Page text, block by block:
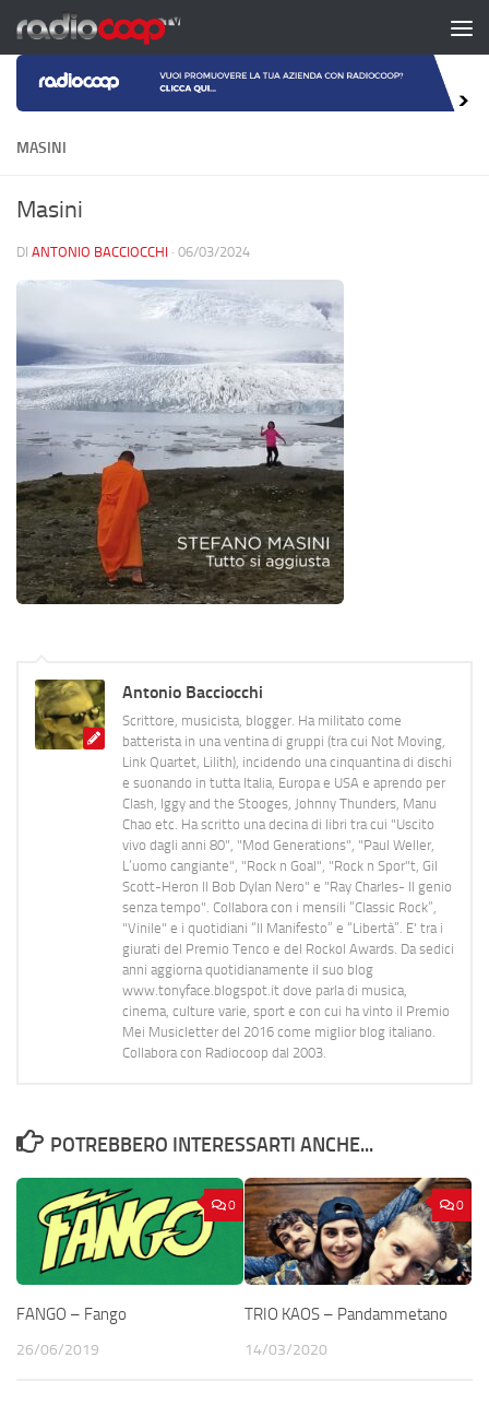
Salta al contenuto
MASINI
Masini
DI ANTONIO BACCIOCCHI · 06/03/2024
Antonio Bacciocchi
Scrittore, musicista, blogger. Ha militato come
batterista in una ventina di gruppi (tra cui Not Moving,
Link Quartet, Lilith), incidendo una cinquantina di dischi
e suonando in tutta Italia, Europa e USA e aprendo per
Clash, Iggy and the Stooges, Johnny Thunders, Manu
Chao etc. Ha scritto una decina di libri tra cui "Uscito
vivo dagli anni 80", "Mod Generations", "Paul Weller,
L’uomo cangiante", "Rock n Goal", "Rock n Spor"t, Gil
Scott-Heron Il Bob Dylan Nero" e "Ray Charles- Il genio
senza tempo". Collabora con i mensili “Classic Rock”,
"Vinile" e i quotidiani “Il Manifesto” e “Libertà”. E' tra i
giurati del Premio Tenco e del Rockol Awards. Da sedici
anni aggiorna quotidianamente il suo blog
www.tonyface.blogspot.it dove parla di musica,
cinema, culture varie, sport e con cui ha vinto il Premio
Mei Musicletter del 2016 come miglior blog italiano.
Collabora con Radiocoop dal 2003.
POTREBBERO INTERESSARTI ANCHE...
0
FANGO – Fango
26/06/2019
0
TRIO KAOS – Pandammetano
14/03/2020